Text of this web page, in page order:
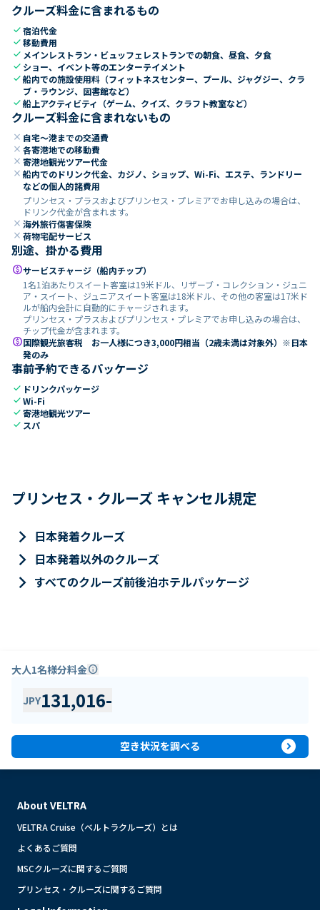
クルーズ料金に含まれるもの
check宿泊代金
check移動費用
check メインレストラン・ビュッフェレストランでの朝食、昼食、夕食
check ショー、イベント等のエンターテイメント
check船内での施設使用料（フィットネスセンター、プール、ジャグジー、クラ
ブ・ラウンジ、図書館など）
check船上アクティビティ（ゲーム、クイズ、クラフト教室など）
クルーズ料金に含まれないもの
close 自宅～港までの交通費
close 各寄港地での移動費
close 寄港地観光ツアー代金
close 船内でのドリンク代金、カジノ、ショップ、Wi-Fi、エステ、ランドリー
などの個人的諸費用
プリンセス・プラスおよびプリンセス・プレミアでお申し込みの場合は、
ドリンク代金が含まれます。
close 海外旅行傷害保険
close 荷物宅配サービス
別途、掛かる費用
paidサービスチャージ（船内チップ）
1名1泊あたりスイート客室は19米ドル、リザーブ・コレクション・ジュニ
ア・スイート、ジュニアスイート客室は18米ドル、その他の客室は17米ド
ルが船内会計に自動的にチャージされます。
プリンセス・プラスおよびプリンセス・プレミアでお申し込みの場合は、
チップ代金が含まれます。
paid国際観光旅客税 お一人様につき3,000円相当（2歳未満は対象外）※日本
発のみ
事前予約できるパッケージ
check ドリンクパッケージ
checkWi-Fi
check寄港地観光ツアー
check スパ
プリンセス・クルーズ キャンセル規定
keyboard_arrow_right 日本発着クルーズ
keyboard_arrow_right 日本発着以外のクルーズ
keyboard_arrow_right すべてのクルーズ前後泊ホテルパッケージ
大人1名様分料金info
JPY131,016-
空き状況を調べる expand_circle_right
About VELTRA
VELTRA Cruise（ベルトラクルーズ）とは
よくあるご質問
MSCクルーズに関するご質問
プリンセス・クルーズに関するご質問